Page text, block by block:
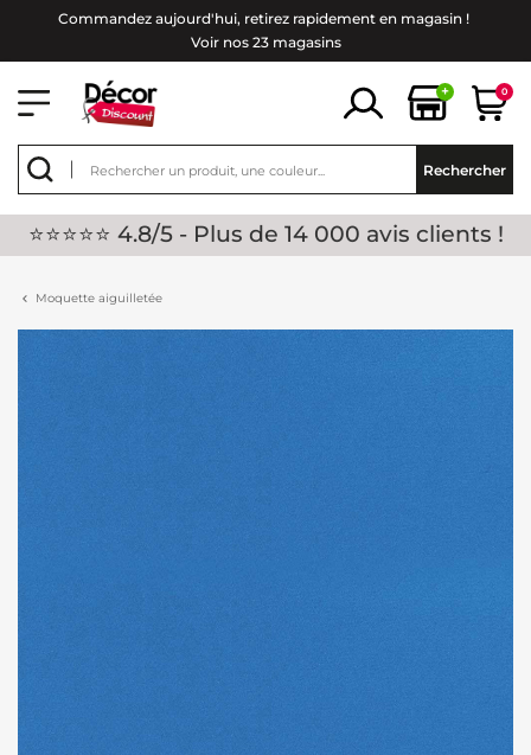
Commandez aujourd'hui, retirez rapidement en magasin !
Voir nos 23 magasins
+ 0
Rechercher
⭐⭐⭐⭐⭐ 4.8/5 - Plus de 14 000 avis clients !
Moquette aiguilletée